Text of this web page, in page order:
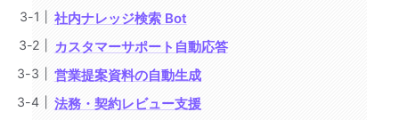
社内ナレッジ検索 Bot
カスタマーサポート自動応答
営業提案資料の自動生成
法務・契約レビュー支援